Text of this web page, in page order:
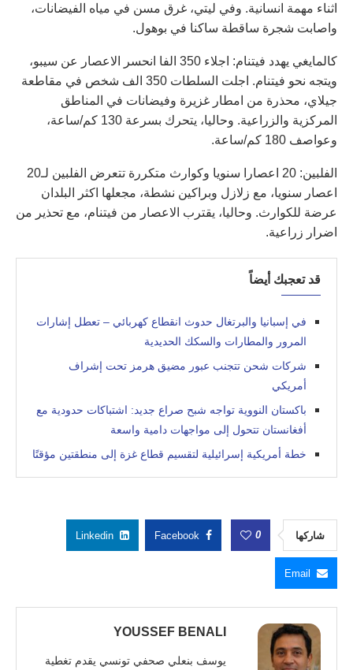
اثناء مهمة انسانية. وفي ليتي، غرق مسن في مياه الفيضانات،
واصابت شجرة ساقطة ساكنا في بوهول.
كالمايغي يهدد فيتنام: اجلاء 350 الفا انحسر الاعصار عن سيبو،
ويتجه نحو فيتنام. اجلت السلطات 350 الف شخص في مقاطعة
جيلاي، محذرة من امطار غزيرة وفيضانات في المناطق
المركزية والزراعية. وحاليا، يتحرك بسرعة 130 كم/ساعة،
وعواصف 180 كم/ساعة.
الفلبين: 20 اعصارا سنويا وكوارث متكررة تتعرض الفلبين لـ20
اعصار سنويا، مع زلازل وبراكين نشطة، مجعلها اكثر البلدان
عرضة للكوارث. وحاليا، يقترب الاعصار من فيتنام، مع تحذير من
اضرار زراعية.
قد تعجبك أيضاً
في إسبانيا والبرتغال حدوث انقطاع كهربائي – تعطل إشارات
المرور والمطارات والسكك الحديدية
شركات شحن تتجنب عبور مضيق هرمز تحت إشراف
أمريكي
باكستان النووية تواجه شبح صراع جديد: اشتباكات حدودية مع
أفغانستان تتحول إلى مواجهات دامية واسعة
خطة أمريكية إسرائيلية لتقسيم قطاع غزة إلى منطقتين مؤقتًا
شاركها 0
Facebook
Linkedin
Email
YOUSSEF BENALI
يوسف بنعلي صحفي تونسي يقدم تغطية